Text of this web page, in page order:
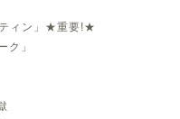
ティン」★重要!★
ク」